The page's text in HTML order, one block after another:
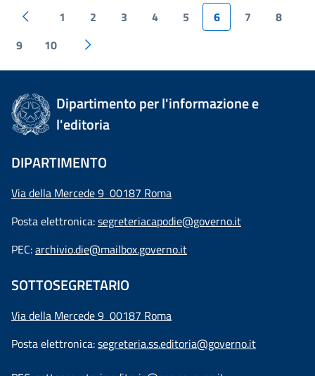
1 2 3 4 5 6 7
8
9
10
Dipartimento per l'informazione e
l'editoria
DIPARTIMENTO
Via della Mercede 9 00187 Roma
Posta elettronica:segreteriacapodie@governo.it
PEC:archivio.die@mailbox.governo.it
SOTTOSEGRETARIO
Via della Mercede 9 00187 Roma
Posta elettronica:segreteria.ss.editoria@governo.it